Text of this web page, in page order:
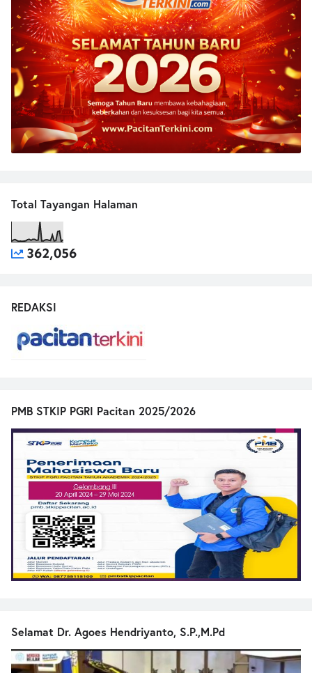
Total Tayangan Halaman
362,056
REDAKSI
PMB STKIP PGRI Pacitan 2025/2026
Selamat Dr. Agoes Hendriyanto, S.P.,M.Pd